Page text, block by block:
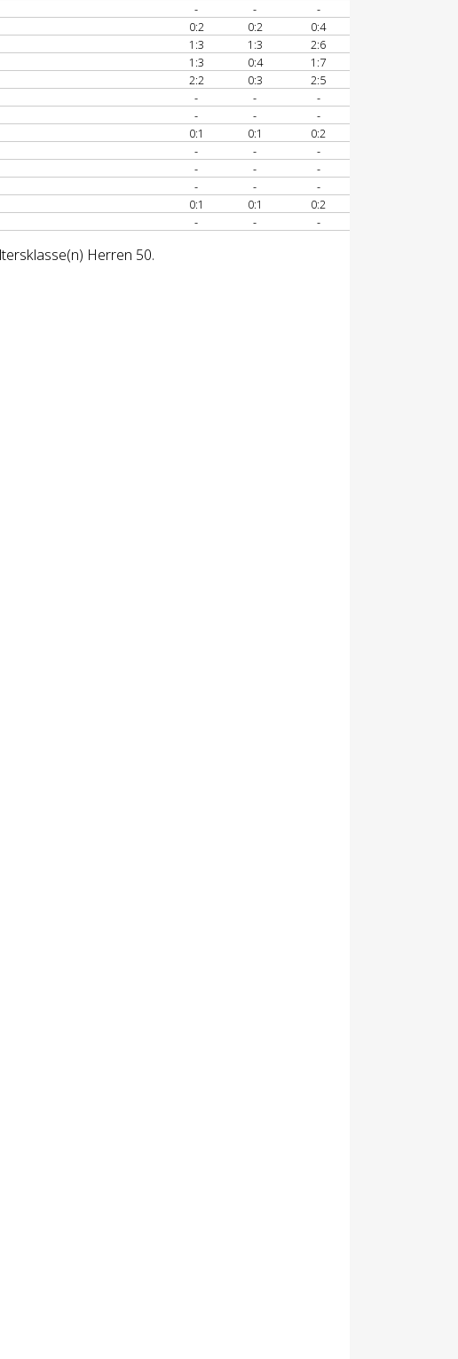
- -
-
0:2 0:2
0:4
1:3 1:3
2:6
1:3 0:4
1:7
2:2 0:3
2:5
- -
-
- -
-
0:1 0:1
0:2
- -
-
- -
-
- -
-
0:1 0:1
0:2
- - -
Herren 50.